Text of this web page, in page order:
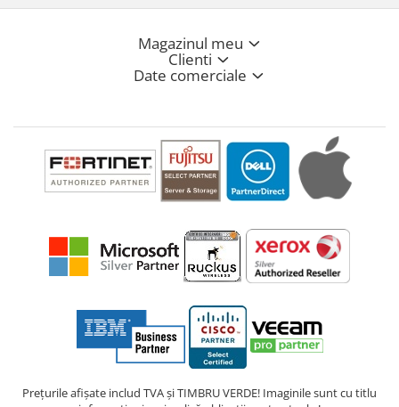
Magazinul meu
Clienti
Date comerciale
Prețurile afișate includ TVA și TIMBRU VERDE! Imaginile sunt cu titlu